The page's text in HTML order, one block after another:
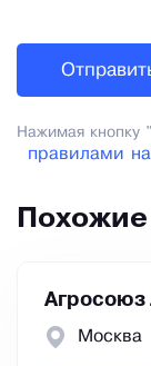
Нажимая кнопку
правилами
Москва